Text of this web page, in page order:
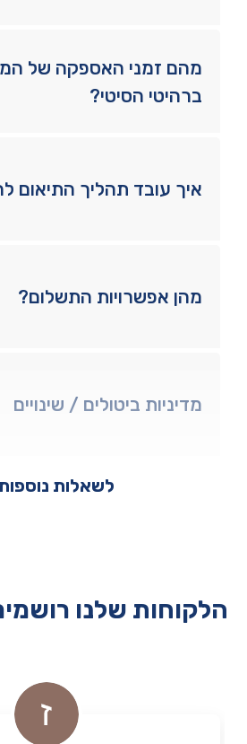
מהם זמני האספקה של
ברהיטי הסיטי?
איך עובד תהליך התיאום
מהן אפשרויות התשלום?
מדיניות ביטולים / שינויים
לשאלות
הלקוחות שלנו